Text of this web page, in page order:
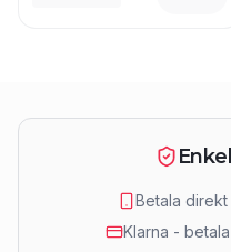
Betala
Klarna -